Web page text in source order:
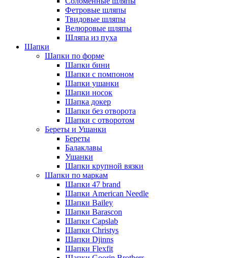
Фетровые шляпы
Твидовые шляпы
Велюровые шляпы
Шляпа из пуха
Шапки
Шапки по форме
Шапки бини
Шапки с помпоном
Шапки ушанки
Шапки носок
Шапка докер
Шапки без отворота
Шапки с отворотом
Береты и Ушанки
Береты
Балаклавы
Ушанки
Шапки крупной вязки
Шапки по маркам
Шапки 47 brand
Шапки American Needle
Шапки Bailey
Шапки Barascon
Шапки Capslab
Шапки Christys
Шапки Djinns
Шапки Flexfit